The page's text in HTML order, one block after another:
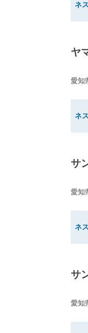
ネ
ヤ
愛知
ネ
サ
愛知
ネ
サ
愛知